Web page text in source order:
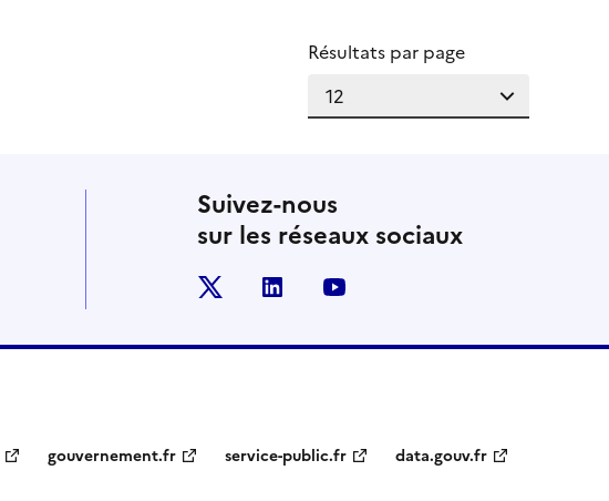
Résultats par page
Suivez-nous
sur les réseaux sociaux
linkedin
gouvernement.fr service-public.fr data.gouv.fr